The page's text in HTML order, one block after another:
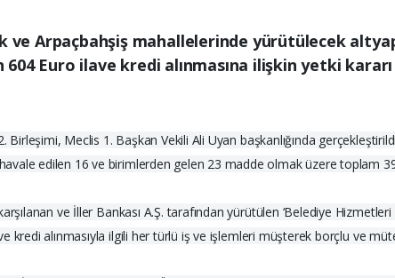
Arpaçbahşiş mahallelerinde yürütülecek
604 Euro ilave kredi alınmasına ilişkin yetki
Birleşimi, Meclis 1. Başkan Vekili Ali Uyan başkanlığında
edilen 16 ve birimlerden gelen 23 madde olmak üzere toplam
ve İller Bankası A.Ş. tarafından yürütülen ‘Belediye
kredi alınmasıyla ilgili her türlü iş ve işlemleri müşterek borçlu ve